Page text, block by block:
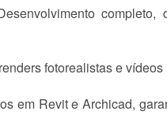
fotorealistas e
em Revit e Archicad,